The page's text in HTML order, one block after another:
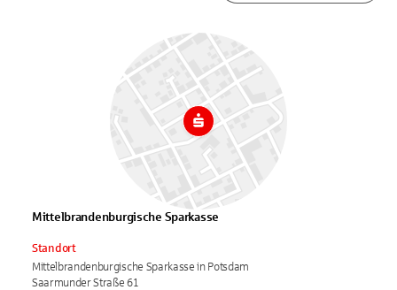
Mittelbrandenburgische Sparkasse
Standort
Mittelbrandenburgische Sparkasse in Potsdam
Saarmunder Straße 61